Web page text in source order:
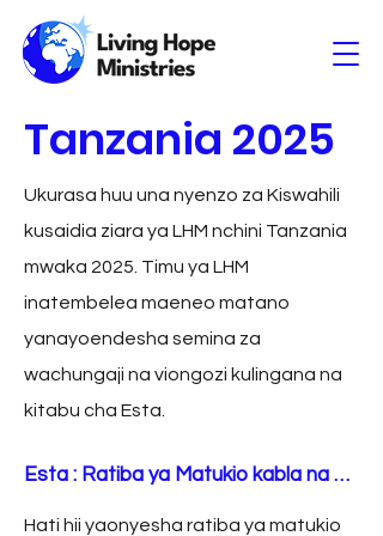
Tanzania 2025
Ukurasa huu una nyenzo za Kiswahili
kusaidia ziara ya LHM nchini Tanzania
mwaka 2025. Timu ya LHM
inatembelea maeneo matano
yanayoendesha semina za
wachungaji na viongozi kulingana na
kitabu cha Esta.
Esta : Ratiba ya Matukio kabla na baada
Hati hii yaonyesha ratiba ya matukio